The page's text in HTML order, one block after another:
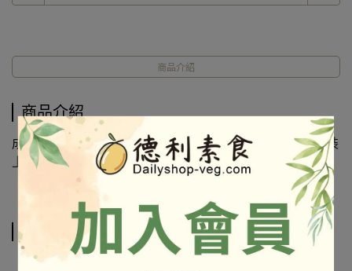
商品介紹
商品介紹
成份及營養標示如圖所示，若與圖片有差異時，以實際包裝
上標示為準
相關商品